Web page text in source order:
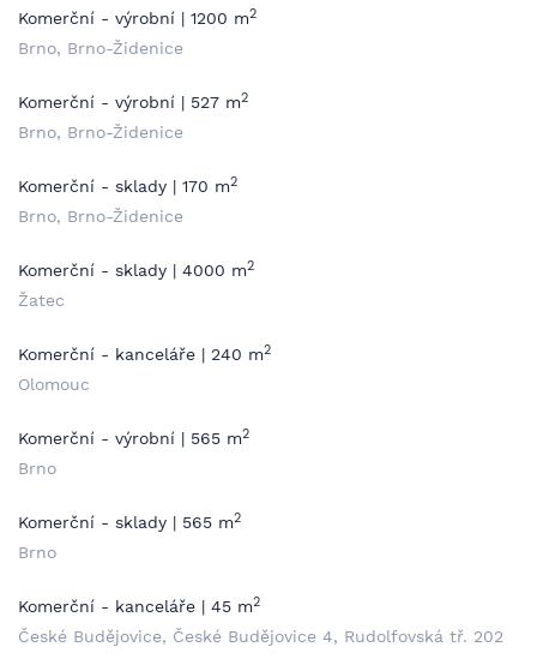
Komerční - výrobní | 1200 m2
Brno, Brno-Židenice
Komerční - výrobní | 527 m2
Brno, Brno-Židenice
Komerční - sklady | 170 m2
Brno, Brno-Židenice
Komerční - sklady | 4000 m2
Žatec
Komerční - kanceláře | 240 m2
Olomouc
Komerční - výrobní | 565 m2
Brno
Komerční - sklady | 565 m2
Brno
Komerční - kanceláře | 45 m2
České Budějovice, České Budějovice 4, Rudolfovská tř. 202